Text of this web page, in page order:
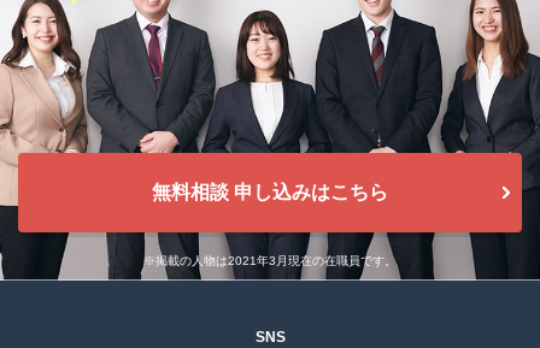
無料相談 申し込みはこちら
※掲載の人物は2021年3月現在の在職員です。
SNS